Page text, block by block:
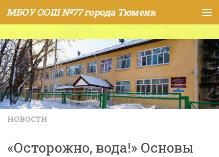
Skip to content
МБОУ ООШ №77 города Тюмени
НОВОСТИ
«Осторожно, вода!» Основы